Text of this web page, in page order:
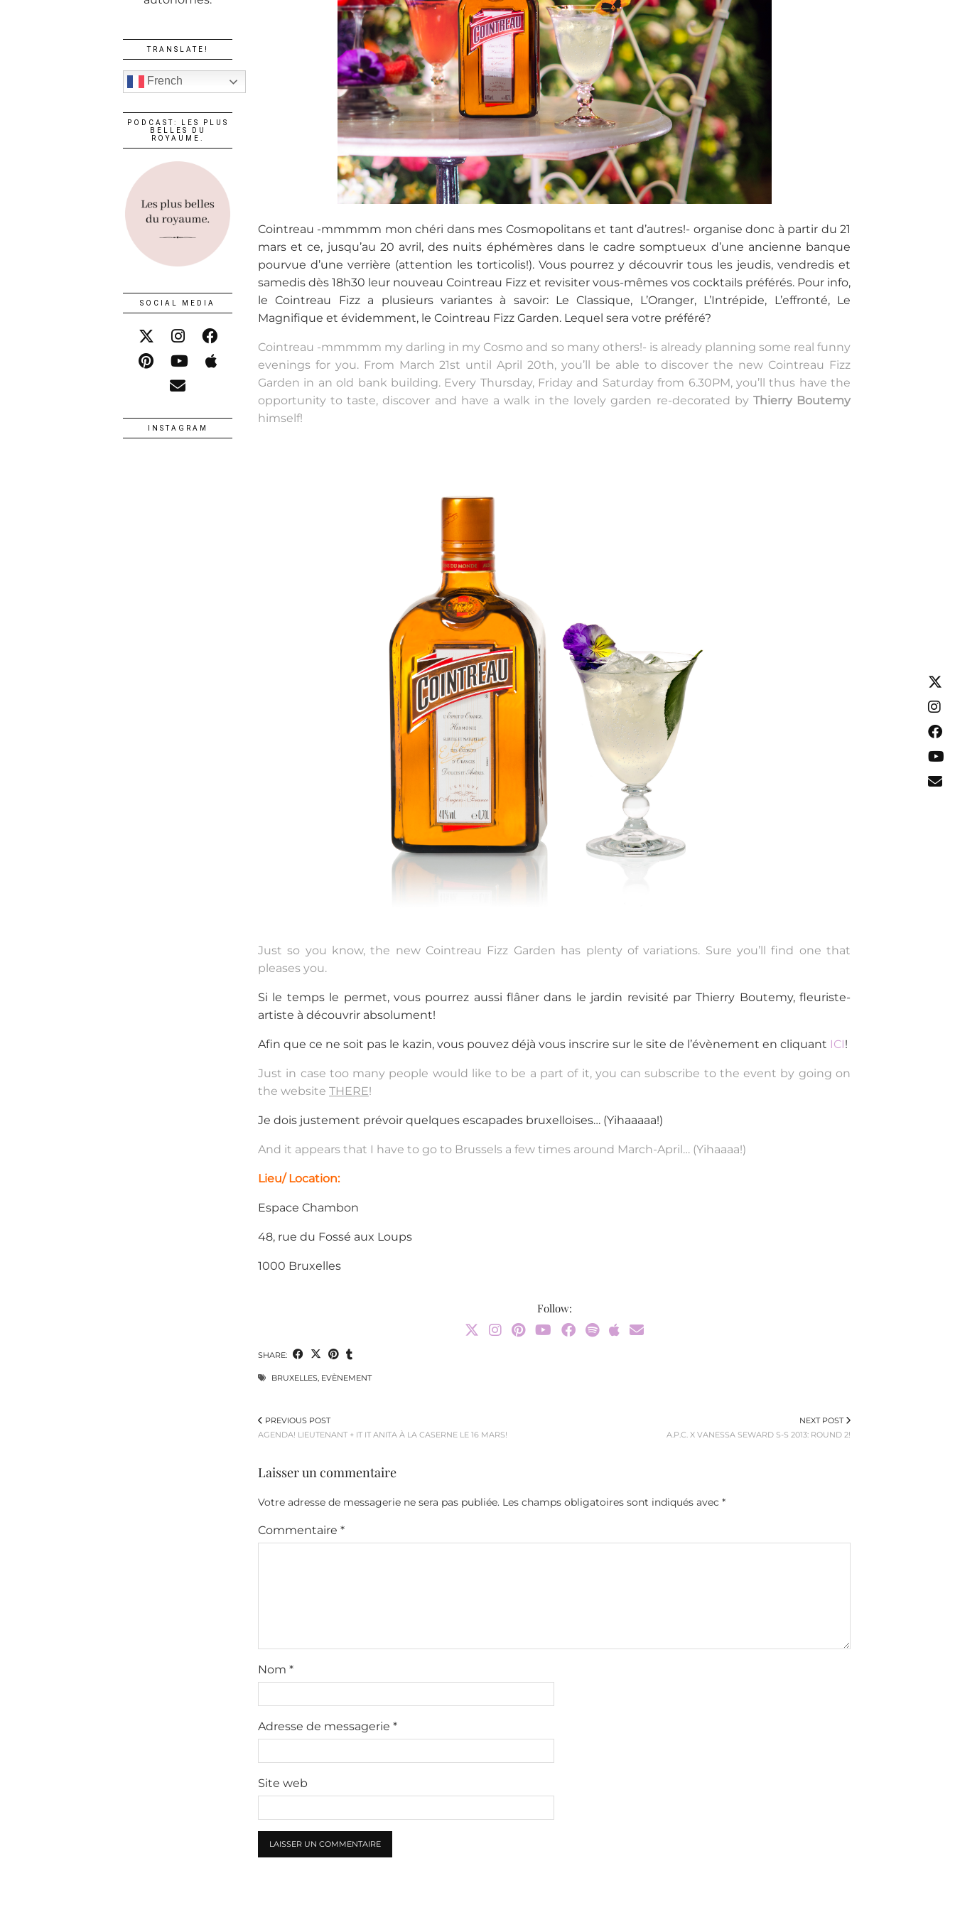
Cointreau -mmmmm mon chéri dans mes Cosmopolitans et tant d’autres!- organise donc à partir du 21
mars et ce, jusqu’au 20 avril, des nuits éphémères dans le cadre somptueux d’une ancienne banque
pourvue d’une verrière (attention les torticolis!). Vous pourrez y découvrir tous les jeudis, vendredis et
samedis dès 18h30 leur nouveau Cointreau Fizz et revisiter vous-mêmes vos cocktails préférés. Pour info,
le Cointreau Fizz a plusieurs variantes à savoir: Le Classique, L’Oranger, L’Intrépide, L’effronté, Le
Magnifique et évidemment, le Cointreau Fizz Garden. Lequel sera votre préféré?
Cointreau -mmmmm my darling in my Cosmo and so many others!- is already planning some real funny
evenings for you. From March 21st until April 20th, you’ll be able to discover the new Cointreau Fizz
Garden in an old bank building. Every Thursday, Friday and Saturday from 6.30PM, you’ll thus have the
opportunity to taste, discover and have a walk in the lovely garden re-decorated byThierry Boutemy
himself!
Just so you know, the new Cointreau Fizz Garden has plenty of variations. Sure you’ll find one that
pleases you.
Si le temps le permet, vous pourrez aussi flâner dans le jardin revisité par Thierry Boutemy, fleuriste-
artiste à découvrir absolument!
Afin que ce ne soit pas le kazin, vous pouvez déjà vous inscrire sur le site de l’évènement en cliquant ICI!
Just in case too many people would like to be a part of it, you can subscribe to the event by going on
the website THERE!
Je dois justement prévoir quelques escapades bruxelloises… (Yihaaaaa!)
And it appears that I have to go to Brussels a few times around March-April… (Yihaaaa!)
Lieu/ Location:
Espace Chambon
48, rue du Fossé aux Loups
1000 Bruxelles
Follow:
SHARE:
BRUXELLES EVÈNEMENT
PREVIOUS POST
AGENDA! LIEUTENANT + IT IT ANITA À LA CASERNE LE 16 MARS!
NEXT POST
A.P.C. X VANESSA SEWARD S-S 2013: ROUND 2!
Laisser un commentaire
Votre adresse de messagerie ne sera pas publiée. Les champs obligatoires sont indiqués avec *
Commentaire *
Nom *
Adresse de messagerie *
Site web
TRANSLATE!
French
PODCAST: LES PLUS
BELLES DU
ROYAUME.
SOCIAL MEDIA
INSTAGRAM